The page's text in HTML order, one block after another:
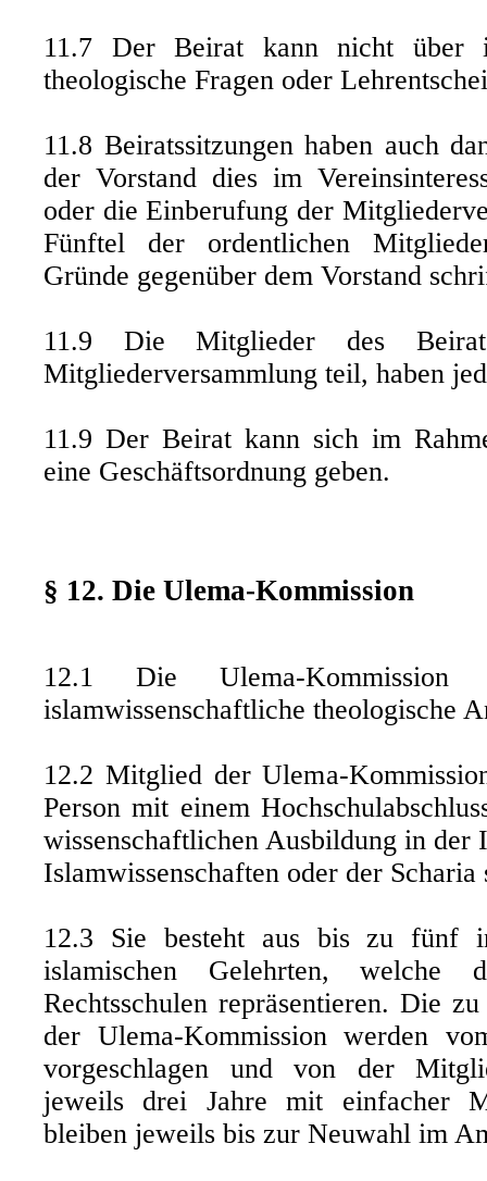
11.7 Der Beirat kann nicht über
theologische Fragen oder
11.8 Beiratssitzungen haben auch
der Vorstand dies im
oder die Einberufung der
Fünftel der ordentlichen
Gründe gegenüber dem Vorstand
11.9 Die Mitglieder des
Mitgliederversammlung teil, haben
11.9 Der Beirat kann sich im
eine Geschäftsordnung geben.
§ 12. Die Ulema-Kommission
12.1 Die Ulema-
islamwissenschaftliche theologische
12.2 Mitglied der Ulema-
Person mit einem
wissenschaftlichen Ausbildung in der
Islamwissenschaften oder der Scharia
12.3 Sie besteht aus bis zu fünf
islamischen Gelehrten, welche
Rechtsschulen repräsentieren. Die
der Ulema-Kommission werden
vorgeschlagen und von der
jeweils drei Jahre mit einfacher
bleiben jeweils bis zur Neuwahl im